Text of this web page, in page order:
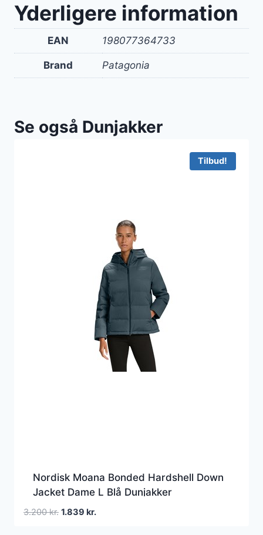
Yderligere information
EAN 198077364733
Brand Patagonia
Se også Dunjakker
Tilbud!
Nordisk Moana Bonded Hardshell Down
Jacket Dame L Blå Dunjakker
3.200kr. Den
1.839 kr.Den